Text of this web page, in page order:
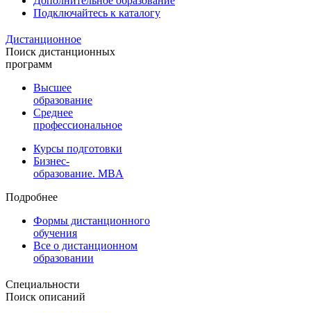
Подключайтесь к каталогу
Дистанционное
Поиск дистанционных
программ
Высшее
образование
Среднее
профессиональное
Курсы подготовки
Бизнес-
образование. MBA
Подробнее
Формы дистанционного
обучения
Все о дистанционном
образовании
Специальности
Поиск описаний